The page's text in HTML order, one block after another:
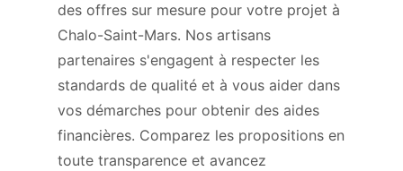
des offres sur mesure pour votre projet à
Chalo-Saint-Mars. Nos artisans
partenaires s'engagent à respecter les
standards de qualité et à vous aider dans
vos démarches pour obtenir des aides
financières. Comparez les propositions en
toute transparence et avancez